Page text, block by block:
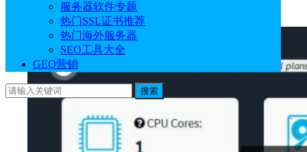
服务器软件专题
热门SSL证书推荐
热门海外服务器
SEO工具大全
GEO营销
搜索
仅需2.65美元。